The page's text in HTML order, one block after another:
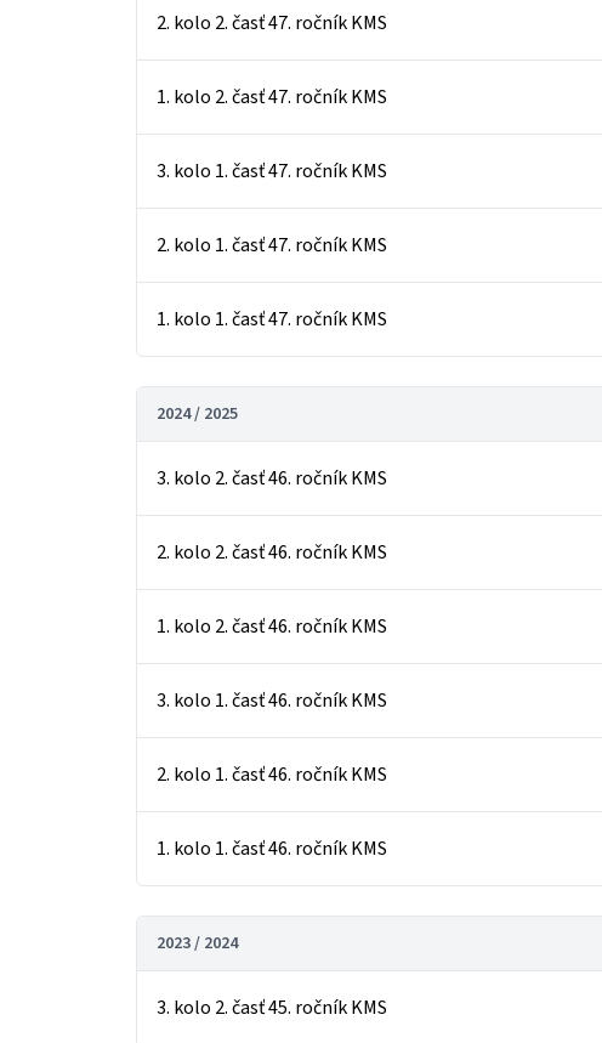
2. kolo 2. časť 47. ročník KMS
1. kolo 2. časť 47. ročník KMS
3. kolo 1. časť 47. ročník KMS
2. kolo 1. časť 47. ročník KMS
1. kolo 1. časť 47. ročník KMS
2024 / 2025
3. kolo 2. časť 46. ročník KMS
2. kolo 2. časť 46. ročník KMS
1. kolo 2. časť 46. ročník KMS
3. kolo 1. časť 46. ročník KMS
2. kolo 1. časť 46. ročník KMS
1. kolo 1. časť 46. ročník KMS
2023 / 2024
3. kolo 2. časť 45. ročník KMS